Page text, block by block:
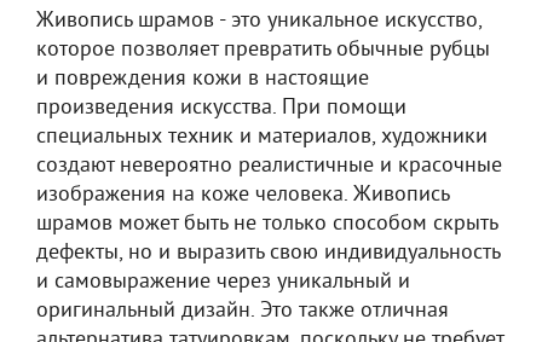
Живопись шрамов - это уникальное искусство,
которое позволяет превратить обычные рубцы
и повреждения кожи в настоящие
произведения искусства. При помощи
специальных техник и материалов, художники
создают невероятно реалистичные и красочные
изображения на коже человека. Живопись
шрамов может быть не только способом скрыть
дефекты, но и выразить свою индивидуальность
и самовыражение через уникальный и
оригинальный дизайн. Это также отличная